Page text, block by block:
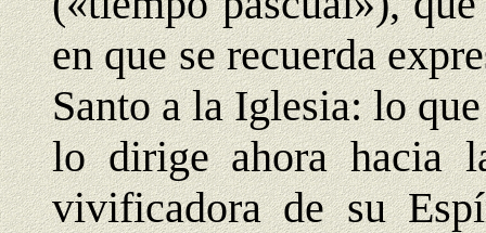
en que se recuerda
Santo a la Iglesia: lo
lo dirige ahora hacia
vivificadora de su